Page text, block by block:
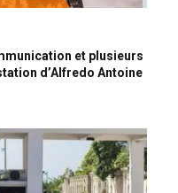
et plusieurs
d’Alfredo Antoine